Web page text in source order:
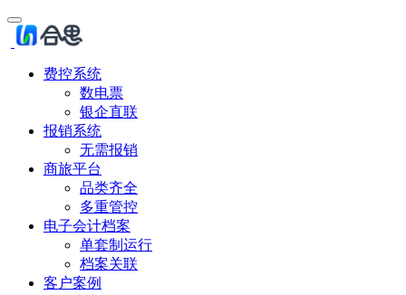
费控系统
数电票
银企直联
报销系统
无需报销
商旅平台
品类齐全
多重管控
电子会计档案
单套制运行
档案关联
客户案例